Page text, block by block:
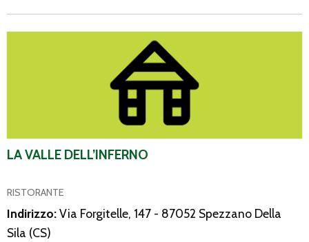
LA VALLE DELL’INFERNO
RISTORANTE
Indirizzo:Via Forgitelle, 147 - 87052 Spezzano Della
Sila (CS)